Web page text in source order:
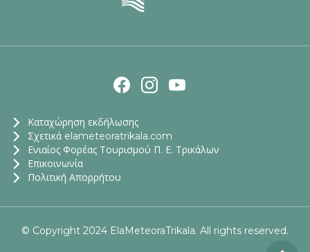
Καταχώρηση εκδήλωσης
Σχετικά elameteoratrikala.com
Ενιαίος Φορέας Τουρισμού Π. Ε. Τρικάλων
Επικοινωνία
Πολιτική Απορρήτου
© Copyright 2024 ElaMeteoraTrikala. All rights reserved.